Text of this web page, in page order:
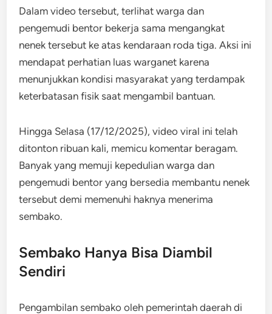
Dalam video tersebut, terlihat warga dan
pengemudi bentor bekerja sama mengangkat
nenek tersebut ke atas kendaraan roda tiga. Aksi ini
mendapat perhatian luas warganet karena
menunjukkan kondisi masyarakat yang terdampak
keterbatasan fisik saat mengambil bantuan.
Hingga Selasa (17/12/2025), video viral ini telah
ditonton ribuan kali, memicu komentar beragam.
Banyak yang memuji kepedulian warga dan
pengemudi bentor yang bersedia membantu nenek
tersebut demi memenuhi haknya menerima
sembako.
Sembako Hanya Bisa Diambil
Sendiri
Pengambilan sembako oleh pemerintah daerah di